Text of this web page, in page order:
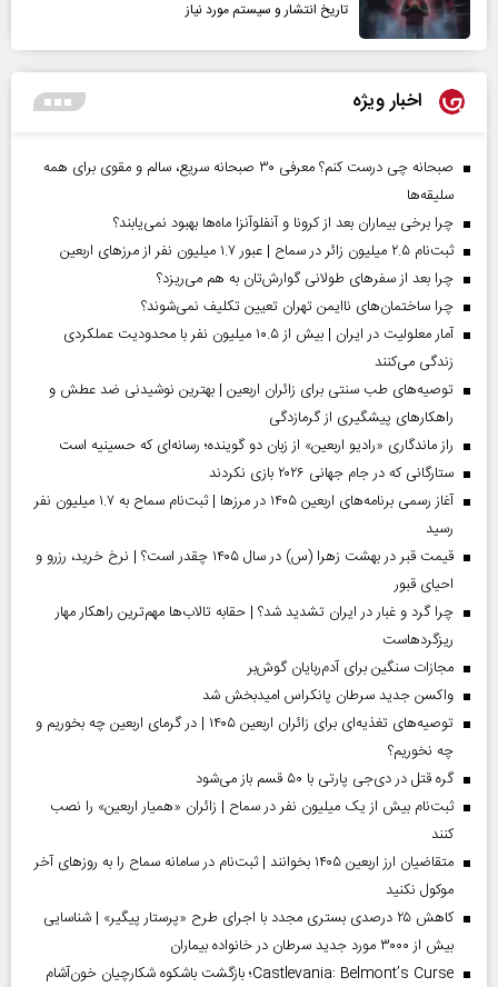
تاریخ انتشار و سیستم مورد نیاز
اخبار ویژه
صبحانه چی درست کنم؟ معرفی ۳۰ صبحانه سریع، سالم و مقوی برای همه
سلیقه‌ها
چرا برخی بیماران بعد از کرونا و آنفلوآنزا ماه‌ها بهبود نمی‌یابند؟
ثبت‌نام ۲.۵ میلیون زائر در سماح | عبور ۱.۷ میلیون نفر از مرز‌های اربعین
چرا بعد از سفرهای طولانی گوارش‌تان به هم می‌ریزد؟
چرا ساختمان‌های ناایمن تهران تعیین تکلیف نمی‌شوند؟
آمار معلولیت در ایران | بیش از ۱۰.۵ میلیون نفر با محدودیت عملکردی
زندگی می‌کنند
توصیه‌های طب سنتی برای زائران اربعین | بهترین نوشیدنی ضد عطش و
راهکارهای پیشگیری از گرمازدگی
راز ماندگاری «رادیو اربعین» از زبان دو گوینده؛ رسانه‌ای که حسینیه است
ستارگانی که در جام جهانی ۲۰۲۶ بازی نکردند
آغاز رسمی برنامه‌های اربعین ۱۴۰۵ در مرز‌ها | ثبت‌نام سماح به ۱.۷ میلیون نفر
رسید
قیمت قبر در بهشت زهرا (س) در سال ۱۴۰۵ چقدر است؟ | نرخ خرید، رزرو و
احیای قبور
چرا گرد و غبار در ایران تشدید شد؟ | حقابه تالاب‌ها مهم‌ترین راهکار مهار
ریزگردهاست
مجازات سنگین برای آدم‌ربایان گوش‌بر
واکسن جدید سرطان پانکراس امیدبخش شد
توصیه‌های تغذیه‌ای برای زائران اربعین ۱۴۰۵ | در گرمای اربعین چه بخوریم و
چه نخوریم؟
گره قتل در دی‌جی پارتی با ۵۰ قسم باز می‌شود
ثبت‌نام بیش از یک میلیون نفر در سماح | زائران «همیار اربعین» را نصب
کنند
متقاضیان ارز اربعین ۱۴۰۵ بخوانند | ثبت‌نام در سامانه سماح را به روز‌های آخر
موکول نکنید
کاهش ۲۵ درصدی بستری مجدد با اجرای طرح «پرستار پیگیر» | شناسایی
بیش از ۳۰۰۰ مورد جدید سرطان در خانواده بیماران
Castlevania: Belmont’s Curse؛ بازگشت باشکوه شکارچیان خون‌آشام